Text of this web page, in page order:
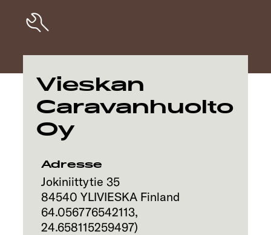
Finn din Sunlight
Oppdage
Service
Vieskan
Caravanhuolto
Oy
Adresse
Jokiniittytie 35
84540 YLIVIESKA Finland
64.056776542113,
24.658115259497)